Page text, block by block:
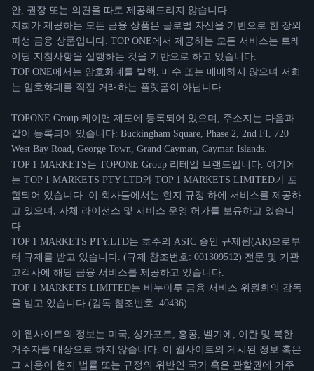
안, 권장 또는 의견을 따로 제공해드리지 않습니다.
저희가 제공하는 모든 금융 상품은 글로벌 자산을 기반으로 한 장외
파생 금융 상품입니다. TOP ONE에서 제공하는 모든 서비스는 트레
이딩 지침사항을 실행하는 것을 기반으로 하고 있습니다.
TOP ONE에서는 암호화폐를 발행, 매수 또는 매매하지 않으며 저희
는 암호화폐를 직접 거래하는 플랫폼이 아닙니다.
TOPONE Group 케이맨 제도에 등록되어 있으며, 주소지는 다음과
같이 등록되어 있습니다: Buckingham Square, Phase 2, 2nd FI, 720
West Bay Road, George Town, Grand Cayman, Cayman Islands.
TOP 1 MARKETS는 TOPONE Group 리테일 브랜드입니다. 여기에
는 TOP 1 MARKETS PTY LTD와 TOP 1 MARKETS LIMITED가 포
함되어 있습니다. 이 회사들에서는 현지 규정 하에 서비스를 제공하
고 있으며, 자체 라이선스 및 서비스 운영 허가를 보유하고 있습니
다.
TOP 1 MARKETS PTY.LTD는 호주의 ASIC 승인 규제원(AR)으로부
터 규제를 받고 있습니다. (규제 참조번호: 001309512) 전문 및 기관
고객사에 해당 금융 서비스를 제공하고 있습니다.
TOP 1 MARKETS LIMITED는 바누아투 금융 서비스 위원회의 감독
을 받고 있습니다.(감독 참조번호: 40436).
이 웹사이트의 정보는 미국, 싱가포르, 홍콩, 벨기에, 이란 및 북한
거주자를 대상으로 하지 않습니다. 이 웹사이트의 게시된 정보 혹은
그 사용이 현지 법률 또는 규정의 위반인 국가 혹은 관할권에 거주